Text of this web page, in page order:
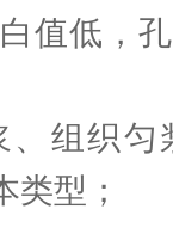
值低，
、组织
类型；